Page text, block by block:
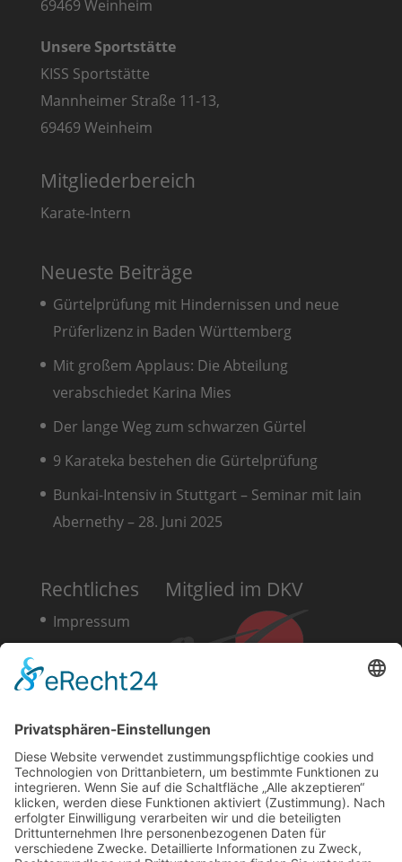
69469 Weinheim
Unsere Sportstätte
KISS Sportstätte
Mannheimer Straße 11-13,
69469 Weinheim
Mitgliederbereich
Karate-Intern
Neueste Beiträge
Gürtelprüfung mit Hindernissen und neue
Prüferlizenz in Baden Württemberg
Mit großem Applaus: Die Abteilung
verabschiedet Karina Mies
Der lange Weg zum schwarzen Gürtel
9 Karateka bestehen die Gürtelprüfung
Bunkai-Intensiv in Stuttgart – Seminar mit Iain
Abernethy – 28. Juni 2025
Rechtliches
Impressum
Cookie-Richtlinie
Mitglied im DKV
Karate-Whm auf FB